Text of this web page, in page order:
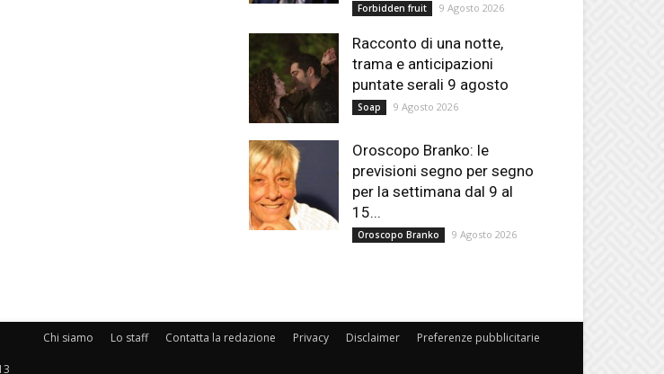
Forbidden fruit 9 Agosto 2026
Racconto di una notte,
trama e anticipazioni
puntate serali 9 agosto
Soap 9 Agosto 2026
Oroscopo Branko: le
previsioni segno per segno
per la settimana dal 9 al
15...
Oroscopo Branko 9 Agosto 2026
Chi siamo Lo staff Contatta la redazione Privacy Disclaimer Preferenze pubblicitarie